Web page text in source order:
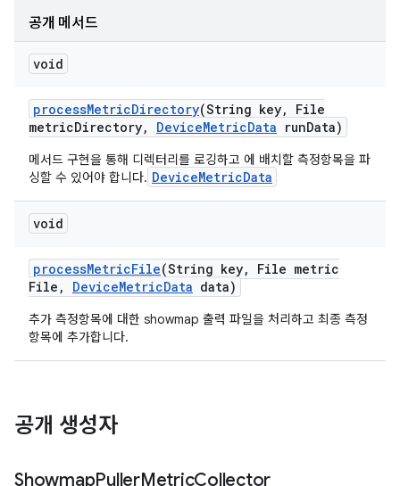
공개 메서드
void
processMetricDirectory(String key,
File
metricDirectory, DeviceMetricData runData)
메서드 구현을 통해 디렉터리를 로깅하고 에 배치할 측정항목을 파
싱할 수 있어야 합니다. DeviceMetricData
void
processMetricFile(String key,
File metric
File , DeviceMetricData data)
추가 측정항목에 대한 showmap 출력 파일을 처리하고 최종 측정
항목에 추가합니다.
공개 생성자
ShowmapPullerMetricCollector